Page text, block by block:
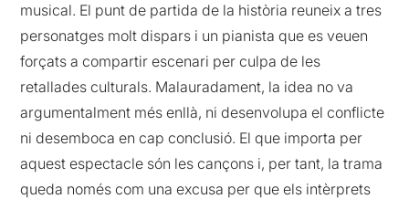
musical. El punt de partida de la història reuneix a tres
personatges molt dispars i un pianista que es veuen
forçats a compartir escenari per culpa de les
retallades culturals. Malauradament, la idea no va
argumentalment més enllà, ni desenvolupa el conflicte
ni desemboca en cap conclusió. El que importa per
aquest espectacle són les cançons i, per tant, la trama
queda només com una excusa per que els intèrprets